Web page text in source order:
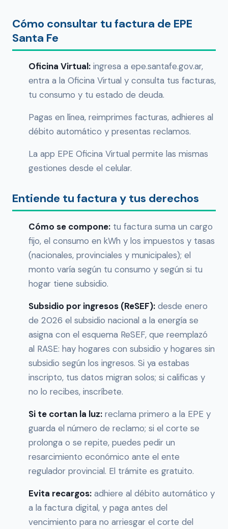
Cómo consultar tu factura de EPE
Santa Fe
Oficina Virtual: ingresa a epe.santafe.gov.ar,
entra a la Oficina Virtual y consulta tus facturas,
tu consumo y tu estado de deuda.
Pagas en línea, reimprimes facturas, adhieres al
débito automático y presentas reclamos.
La app EPE Oficina Virtual permite las mismas
gestiones desde el celular.
Entiende tu factura y tus derechos
Cómo se compone: tu factura suma un cargo
fijo, el consumo en kWh y los impuestos y tasas
(nacionales, provinciales y municipales); el
monto varía según tu consumo y según si tu
hogar tiene subsidio.
Subsidio por ingresos (ReSEF): desde enero
de 2026 el subsidio nacional a la energía se
asigna con el esquema ReSEF, que reemplazó
al RASE: hay hogares con subsidio y hogares sin
subsidio según los ingresos. Si ya estabas
inscripto, tus datos migran solos; si calificas y
no lo recibes, inscríbete.
Si te cortan la luz: reclama primero a la EPE y
guarda el número de reclamo; si el corte se
prolonga o se repite, puedes pedir un
resarcimiento económico ante el ente
regulador provincial. El trámite es gratuito.
Evita recargos: adhiere al débito automático y
a la factura digital, y paga antes del
vencimiento para no arriesgar el corte del